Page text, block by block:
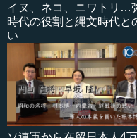
イヌ、ネコ、ニワトリ…
時代の役割と縄文時代と
い